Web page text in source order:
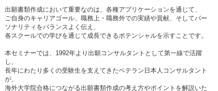
出願書類作成において重要なのは、各種アプリケーションを通じて、
ご自身のキャリアゴール、職務上・職務外での実績や貢献、そしてパー
ソナリティをバランスよく伝え、
各スクールでの学びを通じて成長できるポテンシャルを示すことです。
本セミナーでは、1992年より出願コンサルタントとして第一線で活躍
し、
長年にわたり多くの受験生を支えてきたベテラン日本人コンサルタント
が、
海外大学院合格につながる出願書類作成の考え方やポイントを解説いた